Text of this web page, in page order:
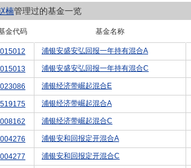
楠管理过的基金一览
金代码 基金名称
015012 浦银安盛安弘回报一年持有混合A
015013 浦银安盛安弘回报一年持有混合C
023086 浦银经济带崛起混合E
519175 浦银经济带崛起混合A
008162 浦银经济带崛起混合C
004276 浦银安和回报定开混合A
004277 浦银安和回报定开混合C